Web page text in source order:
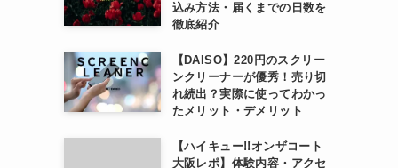
込み方法・届くまでの日数を
徹底紹介
【DAISO】220円のスクリー
ンクリーナーが優秀！売り切
れ続出？実際に使ってわかっ
たメリット・デメリット
【ハイキュー!!オンザコート
大阪レポ】体験内容・アクセ